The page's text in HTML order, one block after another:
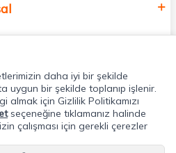
daha iyi bir şekilde
uygun bir şekilde toplanıp işlenir.
almak için Gizlilik Politikamızı
seçeneğine tıklamanız halinde
çalışması için gerekli çerezler